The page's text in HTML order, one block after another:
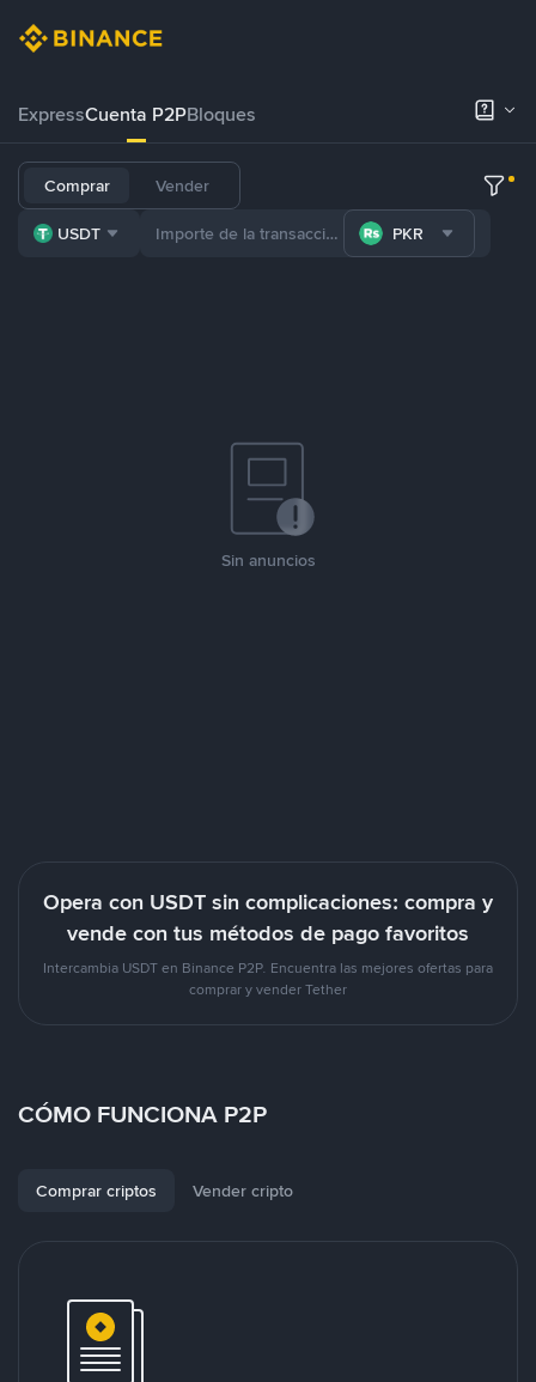
ExpressCuenta P2PBloques
Comprar Vender
USDT PKR
Sin anuncios
Opera con USDT sin complicaciones: compra y
vende con tus métodos de pago favoritos
Intercambia USDT en Binance P2P. Encuentra las mejores ofertas para
comprar y vender Tether
CÓMO FUNCIONA P2P
Comprar criptos Vender cripto